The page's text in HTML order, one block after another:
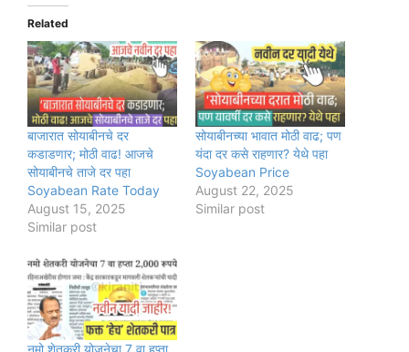
Related
बाजारात सोयाबीनचे दर
कडाडणार; मोठी वाढ! आजचे
सोयाबीनचे ताजे दर पहा
Soyabean Rate Today
August 15, 2025
Similar post
सोयाबीनच्या भावात मोठी वाढ; पण
यंदा दर कसे राहणार? येथे पहा
Soyabean Price
August 22, 2025
Similar post
नमो शेतकरी योजनेचा 7 वा हप्ता